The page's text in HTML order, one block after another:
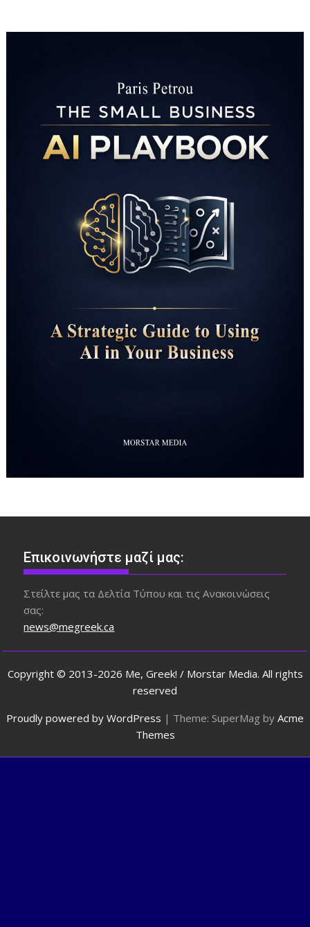
Επικοινωνήστε μαζί μας:
Στείλτε μας τα Δελτία Τύπου και τις Ανακοινώσεις
σας:
news@megreek.ca
Copyright © 2013-2026 Me, Greek! / Morstar Media. All rights
reserved
Proudly powered by WordPress | Theme: SuperMag by Acme
Themes